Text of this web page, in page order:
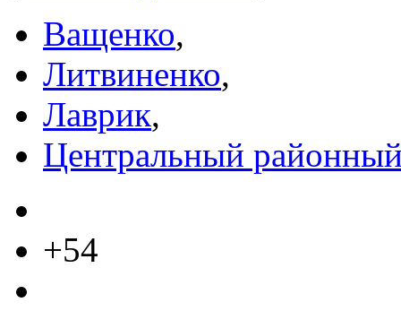
Ващенко,
Литвиненко,
Лаврик,
Центральный
+54